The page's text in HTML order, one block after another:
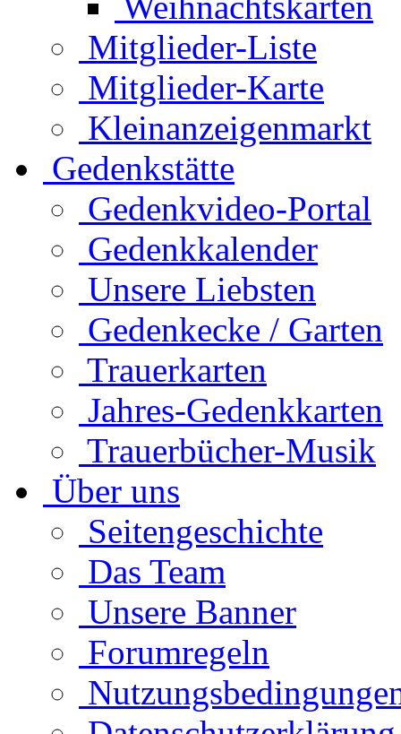
Mitglieder-Liste
Mitglieder-Karte
Kleinanzeigenmarkt
Gedenkstätte
Gedenkvideo-Portal
Gedenkkalender
Unsere Liebsten
Gedenkecke / Garten
Trauerkarten
Jahres-Gedenkkarten
Trauerbücher-Musik
Über uns
Seitengeschichte
Das Team
Unsere Banner
Forumregeln